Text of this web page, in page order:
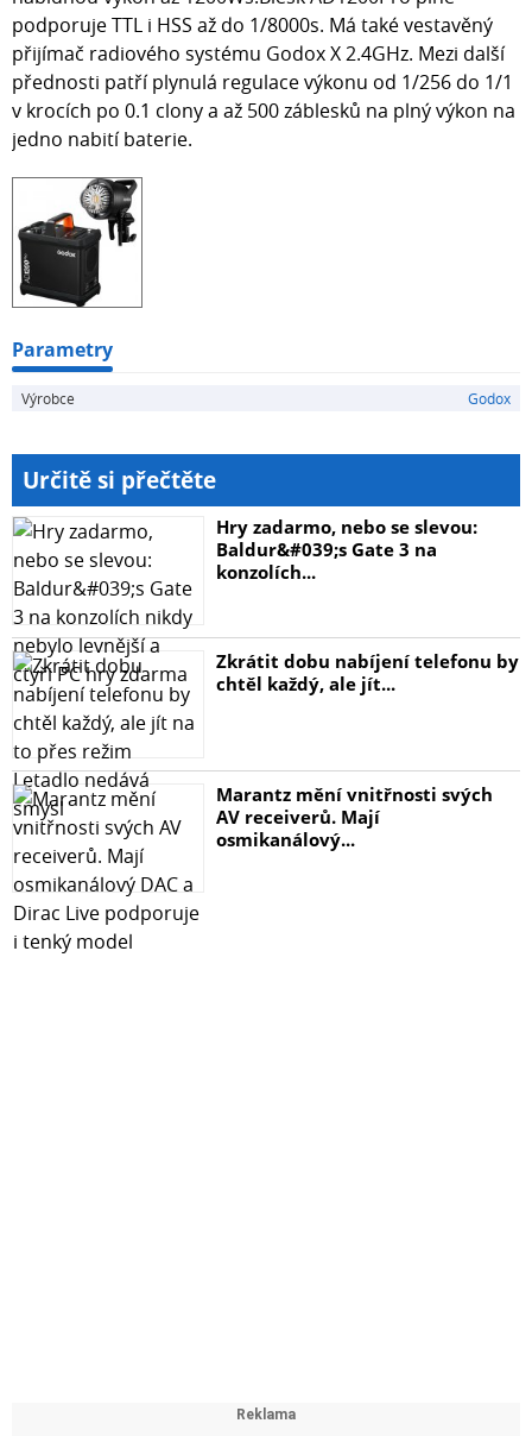
podporuje TTL i HSS až do 1/8000s. Má také vestavěný
přijímač radiového systému Godox X 2.4GHz. Mezi další
přednosti patří plynulá regulace výkonu od 1/256 do 1/1
v krocích po 0.1 clony a až 500 záblesků na plný výkon na
jedno nabití baterie.
Parametry
Výrobce Godox
Určitě si přečtěte
Hry zadarmo, nebo se slevou:
Baldur&#039;s Gate 3 na
konzolích...
Zkrátit dobu nabíjení telefonu by
chtěl každý, ale jít...
Marantz mění vnitřnosti svých
AV receiverů. Mají
osmikanálový...